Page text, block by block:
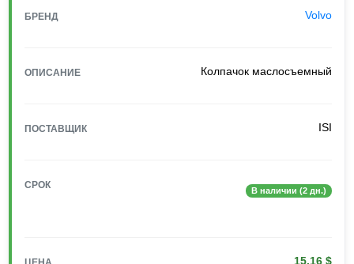
БРЕНД Volvo
ОПИСАНИЕ Колпачок маслосъемный
ПОСТАВЩИК ISI
СРОК В наличии (2 дн.)
15.16 $